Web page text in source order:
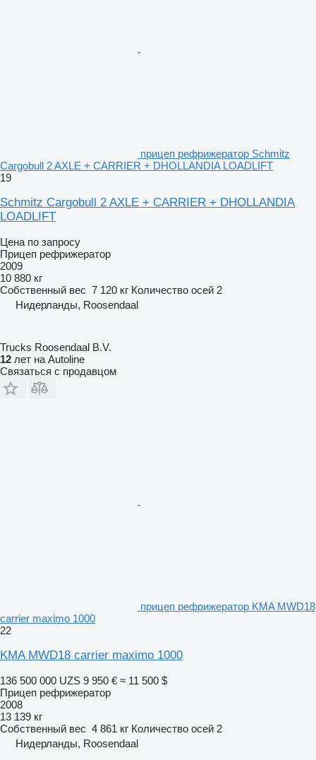
прицеп рефрижератор Schmitz
Cargobull 2 AXLE + CARRIER + DHOLLANDIA LOADLIFT
19
Schmitz Cargobull 2 AXLE + CARRIER + DHOLLANDIA
LOADLIFT
Цена по запросу
Прицеп рефрижератор
2009
10 880 кг
Собственный вес 7 120 кг Количество осей 2
Нидерланды, Roosendaal
Trucks Roosendaal B.V.
12 лет на Autoline
Связаться с продавцом
прицеп рефрижератор KMA MWD18
carrier maximo 1000
22
KMA MWD18 carrier maximo 1000
136 500 000 UZS 9 950 € ≈ 11 500 $
Прицеп рефрижератор
2008
13 139 кг
Собственный вес 4 861 кг Количество осей 2
Нидерланды, Roosendaal